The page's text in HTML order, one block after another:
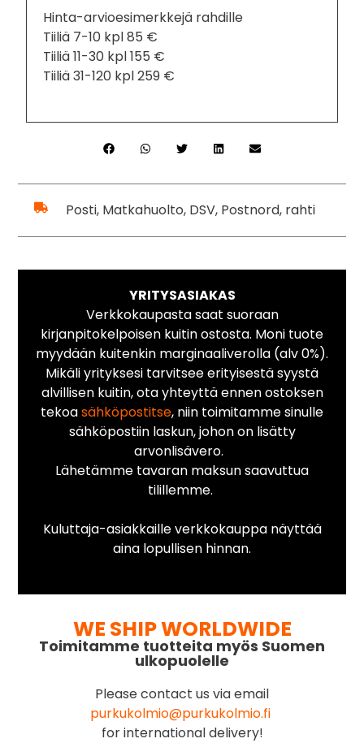
Hinta-arvioesimerkkejä rahdille
Tiiliä 7-10 kpl 85 €
Tiiliä 11-30 kpl 155 €
Tiiliä 31-120 kpl 259 €
Posti, Matkahuolto, DSV, Postnord, rahti
YRITYSASIAKAS
Verkkokaupasta saat suoraan
kirjanpitokelpoisen kuitin ostosta. Moni tuote
myydään kuitenkin marginaaliverolla (alv 0%).
Mikäli yrityksesi tarvitsee erityisestä syystä
alvillisen kuitin, ota yhteyttä ennen ostoksen
tekoasähköpostitse, niin toimitamme sinulle
sähköpostiin laskun, johon on lisätty
arvonlisävero.
Lähetämme tavaran maksun saavuttua
tilillemme.
Kuluttaja-asiakkaille verkkokauppa näyttää
aina lopullisen hinnan.
WE SHIP WORLDWIDE
Toimitamme tuotteita myös Suomen
ulkopuolelle
Please contact us via email
purkukolmio@purkukolmio.fi
for international delivery!